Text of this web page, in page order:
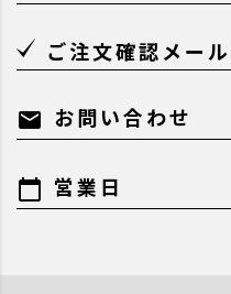
ご注文確認メール
mail お問い合わせ
calendar_today 営業日